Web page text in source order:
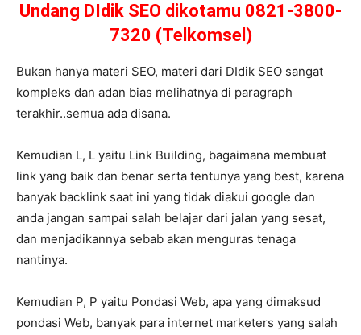
Undang DIdik SEO dikotamu 0821-3800-
7320 (Telkomsel)
Bukan hanya materi SEO, materi dari DIdik SEO sangat
kompleks dan adan bias melihatnya di paragraph
terakhir..semua ada disana.
Kemudian L, L yaitu Link Building, bagaimana membuat
link yang baik dan benar serta tentunya yang best, karena
banyak backlink saat ini yang tidak diakui google dan
anda jangan sampai salah belajar dari jalan yang sesat,
dan menjadikannya sebab akan menguras tenaga
nantinya.
Kemudian P, P yaitu Pondasi Web, apa yang dimaksud
pondasi Web, banyak para internet marketers yang salah